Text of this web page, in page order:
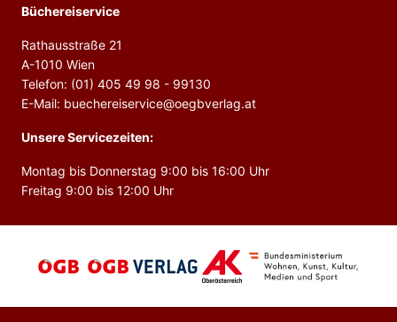
Büchereiservice
Rathausstraße 21
A-1010 Wien
Telefon: (01) 405 49 98 - 99130
E-Mail: buechereiservice@oegbverlag.at
Unsere Servicezeiten:
Montag bis Donnerstag 9:00 bis 16:00 Uhr
Freitag 9:00 bis 12:00 Uhr